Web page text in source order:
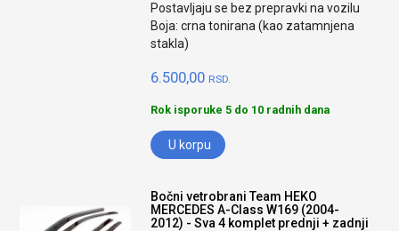
Postavljaju se bez prepravki na vozilu
Boja: crna tonirana (kao zatamnjena
stakla)
6.500,00 RSD.
Rok isporuke 5 do 10 radnih dana
U korpu
Bočni vetrobrani Team HEKO
MERCEDES A-Class W169 (2004-
2012) - Sva 4 komplet prednji + zadnji